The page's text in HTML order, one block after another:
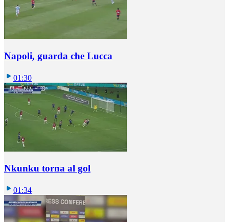
Napoli, guarda che Lucca
01:30
Nkunku torna al gol
01:34